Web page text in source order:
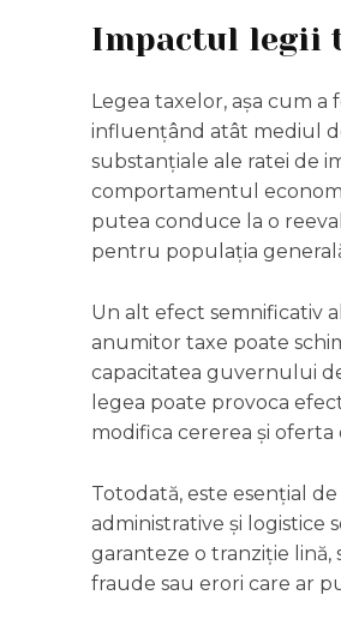
Impactul legii
Legea taxelor, așa cum
influențând atât mediul
substanțiale ale ratei de
comportamentul
putea conduce la o
pentru populația
Un alt efect semnificativ
anumitor taxe poate
capacitatea guvernului
legea poate provoca
modifica cererea și oferta
Totodată, este esențial
administrative și logistice
garanteze o tranziție
fraude sau erori care ar